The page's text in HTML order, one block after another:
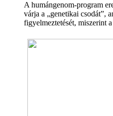
A humángenom-program
várja a „genetikai csodát”,
figyelmeztetését, miszerint